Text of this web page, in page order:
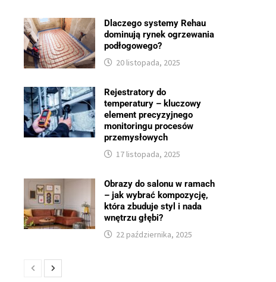
Dlaczego systemy Rehau
dominują rynek ogrzewania
podłogowego?
20 listopada, 2025
Rejestratory do
temperatury – kluczowy
element precyzyjnego
monitoringu procesów
przemysłowych
17 listopada, 2025
Obrazy do salonu w ramach
– jak wybrać kompozycję,
która zbuduje styl i nada
wnętrzu głębi?
22 października, 2025